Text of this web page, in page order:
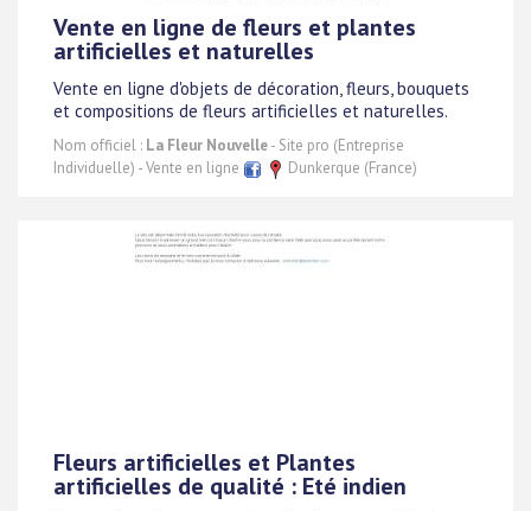
Vente en ligne de fleurs et plantes
artificielles et naturelles
Vente en ligne d'objets de décoration, fleurs, bouquets
et compositions de fleurs artificielles et naturelles.
Nom officiel : La Fleur Nouvelle- Site pro (Entreprise
Individuelle) - Vente en ligne
Dunkerque (France)
Fleurs artificielles et Plantes
artificielles de qualité : Eté indien